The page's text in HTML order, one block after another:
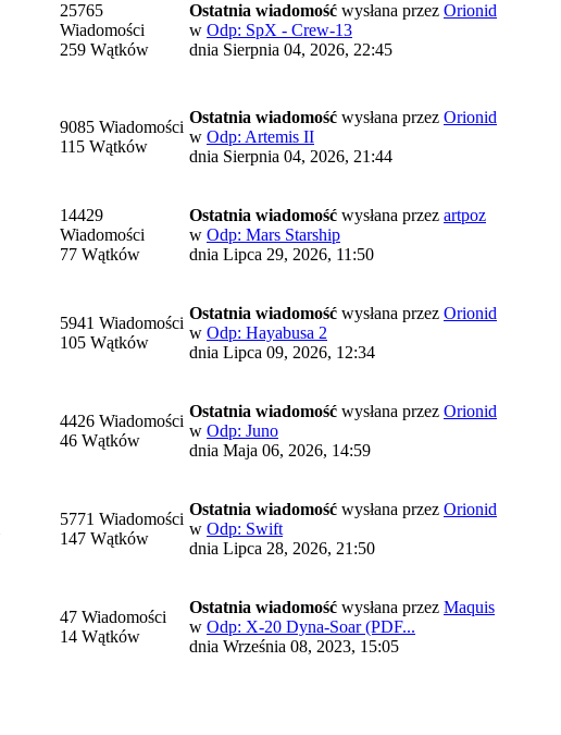
25765
Wiadomości
259 Wątków
Ostatnia wiadomość wysłana przez Orionid
w Odp: SpX - Crew-13
dnia Sierpnia 04, 2026, 22:45
9085 Wiadomości
115 Wątków
Ostatnia wiadomość wysłana przez Orionid
w Odp: Artemis II
dnia Sierpnia 04, 2026, 21:44
14429
Wiadomości
77 Wątków
Ostatnia wiadomość wysłana przez artpoz
w Odp: Mars Starship
dnia Lipca 29, 2026, 11:50
5941 Wiadomości
105 Wątków
Ostatnia wiadomość wysłana przez Orionid
w Odp: Hayabusa 2
dnia Lipca 09, 2026, 12:34
4426 Wiadomości
46 Wątków
Ostatnia wiadomość wysłana przez Orionid
w Odp: Juno
dnia Maja 06, 2026, 14:59
5771 Wiadomości
147 Wątków
Ostatnia wiadomość wysłana przez Orionid
w Odp: Swift
dnia Lipca 28, 2026, 21:50
47 Wiadomości
14 Wątków
Ostatnia wiadomość wysłana przez Maquis
w Odp: X-20 Dyna-Soar (PDF...
dnia Września 08, 2023, 15:05